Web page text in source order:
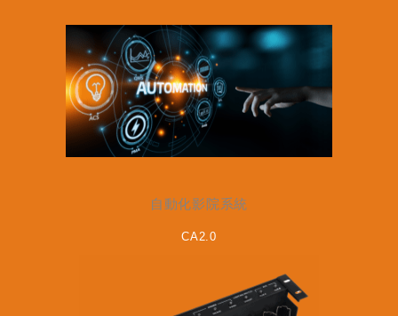
自動化影院系統
CA2.0